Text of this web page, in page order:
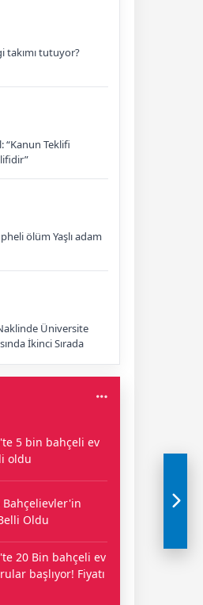
takımı tutuyor?
“Kanun Teklifi
ölüm Yaşlı adam
Üniversite
İkinci Sırada
5 bin bahçeli ev
oldu
Bahçelievler'in
Oldu
20 Bin bahçeli ev
başlıyor! Fiyatı